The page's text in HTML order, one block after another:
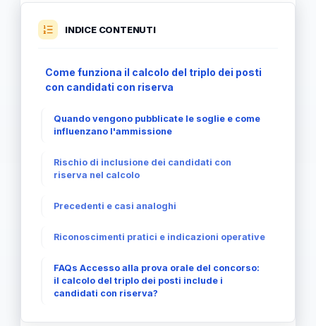
INDICE CONTENUTI
Come funziona il calcolo del triplo dei posti
con candidati con riserva
Quando vengono pubblicate le soglie e come
influenzano l'ammissione
Rischio di inclusione dei candidati con
riserva nel calcolo
Precedenti e casi analoghi
Riconoscimenti pratici e indicazioni operative
FAQs Accesso alla prova orale del concorso:
il calcolo del triplo dei posti include i
candidati con riserva?